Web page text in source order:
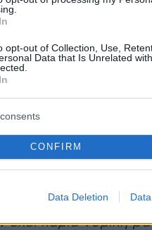
opt-out of Collection, Use,
Data that Is Unrelated
CONFIRM
Data Deletion
κατά της
της,
δικαστή της Νέας
Fargo, που είχε
πιθανά προβλήματα
Επιπλέον,
της σύμβουλος, Λόρι
και άλλοι
επίθεση κατά
έχει καμία νομική